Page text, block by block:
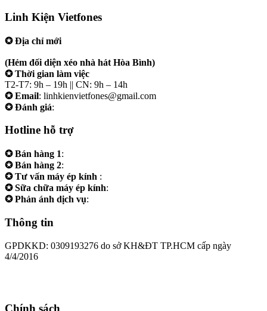
Linh Kiện Vietfones
✪ Địa chỉ mới
(Hẻm đối diện xéo nhà hát Hòa Bình)
✪ Thời gian làm việc
T2-T7: 9h – 19h || CN: 9h – 14h
✪ Email: linhkienvietfones@gmail.com
✪ Đánh giá:
Hotline hỗ trợ
✪ Bán hàng 1:
✪ Bán hàng 2:
✪ Tư vấn máy ép kính :
✪ Sữa chữa máy ép kính:
✪ Phản ánh dịch vụ:
Thông tin
GPDKKD: 0309193276 do sở KH&ĐT TP.HCM cấp ngày
4/4/2016
Chính sách